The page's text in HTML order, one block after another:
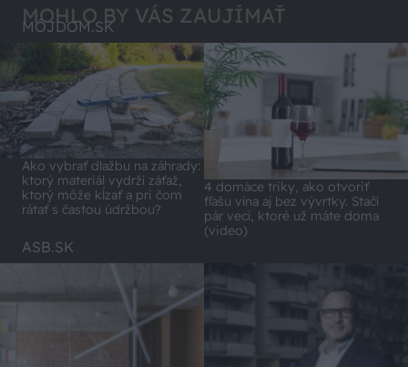
MOHLO BY VÁS ZAUJÍMAŤ
MÔJDOM.SK
Ako vybrať dlažbu na záhrady:
ktorý materiál vydrží záťaž,
ktorý môže kĺzať a pri čom
rátať s častou údržbou?
4 domáce triky, ako otvoriť
fľašu vína aj bez vývrtky. Stačí
pár vecí, ktoré už máte doma
(video)
ASB.SK